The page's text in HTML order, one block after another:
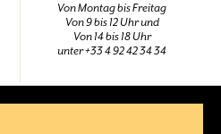
Von Montag bis Freitag
Von 9 bis 12 Uhr und
Von 14 bis 18 Uhr
unter +33 4 92 42 34 34